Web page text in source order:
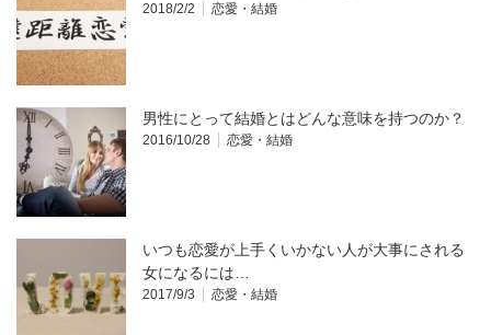
2018/2/2 恋愛・結婚
男性にとって結婚とはどんな意味を持つのか？
2016/10/28 恋愛・結婚
いつも恋愛が上手くいかない人が大事にされる
女になるには…
2017/9/3 恋愛・結婚